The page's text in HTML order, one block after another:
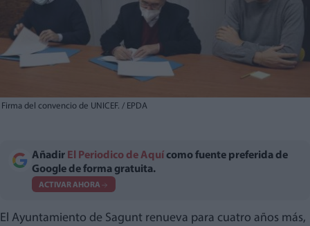
Firma del convencio de UNICEF. / EPDA
Añadir El Periodico de Aquí como fuente preferida de
Google de forma gratuita.
ACTIVAR AHORA
El Ayuntamiento de Sagunt renueva para cuatro años más,